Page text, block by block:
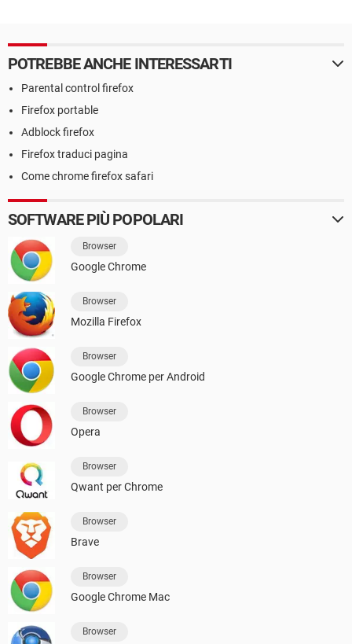
POTREBBE ANCHE INTERESSARTI
Parental control firefox
Firefox portable
Adblock firefox
Firefox traduci pagina
Come chrome firefox safari
SOFTWARE PIÙ POPOLARI
Browser
Google Chrome
Browser
Mozilla Firefox
Browser
Google Chrome per Android
Browser
Opera
Browser
Qwant per Chrome
Browser
Brave
Browser
Google Chrome Mac
Browser